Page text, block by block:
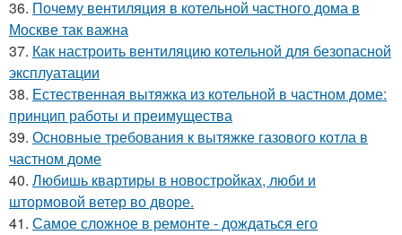
36. Почему вентиляция в котельной частного дома в
Москве так важна
37. Как настроить вентиляцию котельной для безопасной
эксплуатации
38. Естественная вытяжка из котельной в частном доме:
принцип работы и преимущества
39. Основные требования к вытяжке газового котла в
частном доме
40. Любишь квартиры в новостройках, люби и
штормовой ветер во дворе.
41. Самое сложное в ремонте - дождаться его